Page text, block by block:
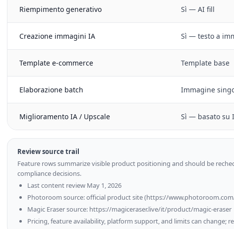
Riempimento generativo Sì — AI fill
Creazione immagini IA Sì — testo a
Template e-commerce Template base
Elaborazione batch Immagine
Miglioramento IA / Upscale Sì — basato su
Review source trail
Feature rows summarize visible product positioning and should be
compliance decisions.
Last content review May 1, 2026
Photoroom source: official product site (https://
Magic Eraser source: https://magiceraser.live/it/product/magic-eraser
Pricing, feature availability, platform support, and limits can change;